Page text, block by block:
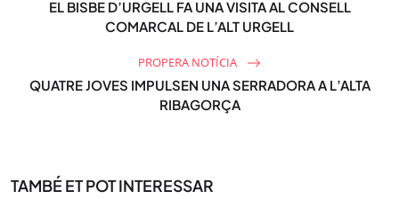
EL BISBE D’URGELL FA UNA VISITA AL CONSELL
COMARCAL DE L’ALT URGELL
PROPERA NOTÍCIA
QUATRE JOVES IMPULSEN UNA SERRADORA A L’ALTA
RIBAGORÇA
TAMBÉ ET POT INTERESSAR